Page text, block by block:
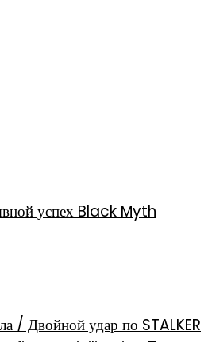
успех Black Myth
/ Двойной удар по STALKER